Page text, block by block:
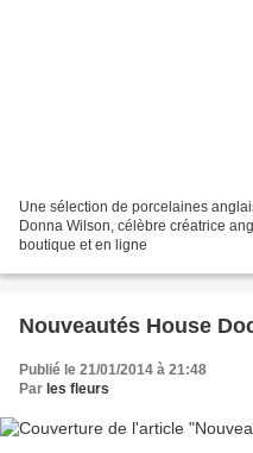
Une sélection de porcelaines
Donna Wilson, célèbre créatrice
boutique et en ligne
Nouveautés House
Publié le 21/01/2014 à 21:48
Par les fleurs